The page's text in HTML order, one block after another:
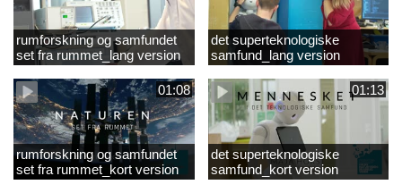
rumforskning og samfundet
set fra rummet_lang version
det superteknologiske
samfund_lang version
01:08
rumforskning og samfundet
set fra rummet_kort version
01:13
det superteknologiske
samfund_kort version